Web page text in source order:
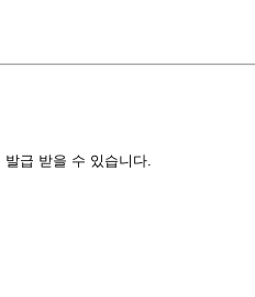
급 받을 수 있습니다.